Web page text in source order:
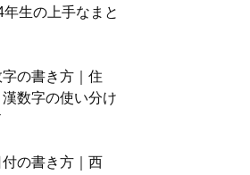
年生の上手なまと
の書き方｜住
数字の使い分け
の書き方｜西